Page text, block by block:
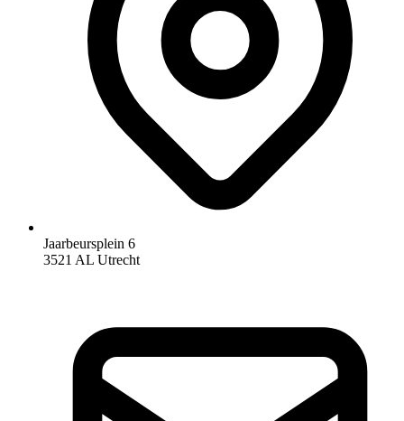
Jaarbeursplein 6
3521 AL Utrecht